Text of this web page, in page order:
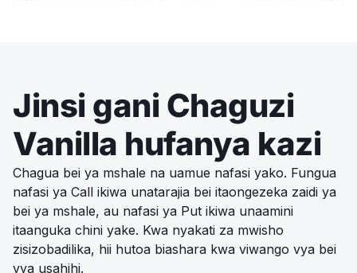
Jinsi gani Chaguzi
Vanilla hufanya kazi
Chagua bei ya mshale na uamue nafasi yako. Fungua
nafasi ya Call ikiwa unatarajia bei itaongezeka zaidi ya
bei ya mshale, au nafasi ya Put ikiwa unaamini
itaanguka chini yake. Kwa nyakati za mwisho
zisizobadilika, hii hutoa biashara kwa viwango vya bei
vya usahihi.